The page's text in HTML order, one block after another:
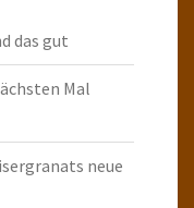
das gut
Mal
neue